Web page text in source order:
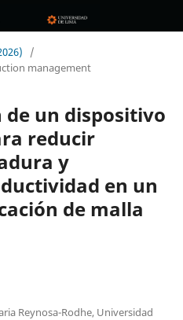
/
management
un dispositivo
reducir
y
en un
de malla
Reynosa-Rodhe, Universidad